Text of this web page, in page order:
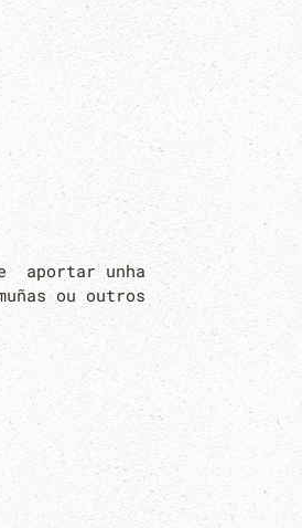
aportar unha
ou outros